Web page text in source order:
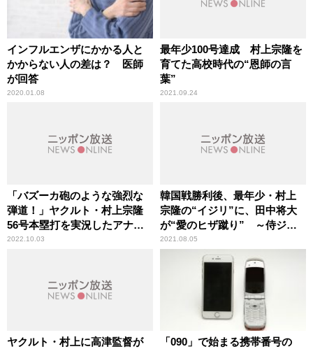
インフルエンザにかかる人と
かからない人の差は？ 医師
が回答
2020.01.08
最年少100号達成 村上宗隆を
育てた高校時代の“恩師の言
葉”
2021.09.24
「バズーカ砲のような強烈な
弾道！」ヤクルト・村上宗隆
56号本塁打を実況したアナウ
ンサーが振り返る“あの瞬間”
2022.10.03
韓国戦勝利後、最年少・村上
宗隆の“イジリ”に、田中将大
が“愛のヒザ蹴り” ～侍ジャ
パンに終始あった一体感
2021.08.05
ヤクルト・村上に高津監督が
「090」で始まる携帯番号の